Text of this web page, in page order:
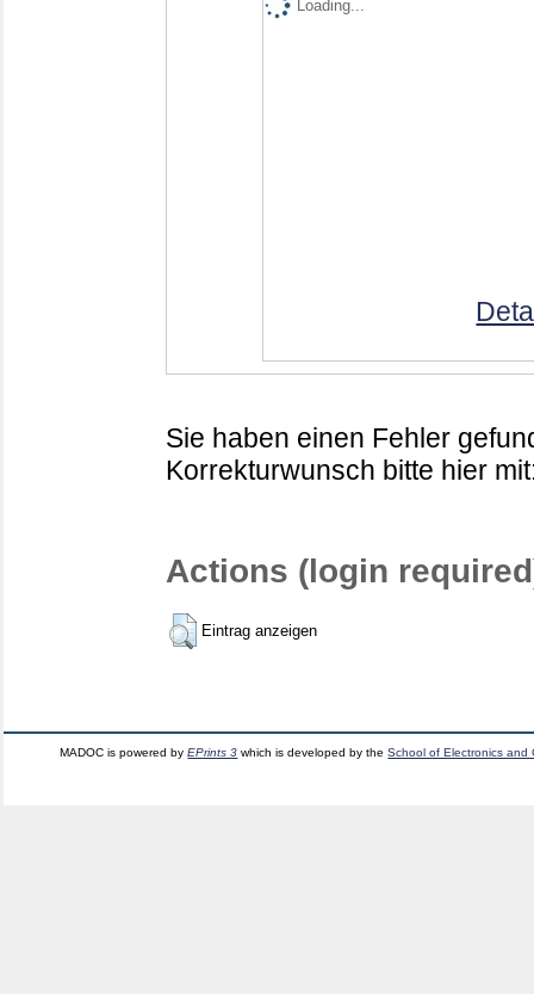
Loading...
Sie haben einen Fehler
Korrekturwunsch bitte hier
Actions (login
Eintrag anzeigen
MADOC is powered byEPrints 3 which is developed by theSchool of Electronics and